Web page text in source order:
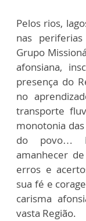
Pelos rios,
nas
Grupo
afonsiana,
presença do
no
transporte
monotonia
do povo…
amanhecer
erros e
sua fé e
carisma
vasta Região.